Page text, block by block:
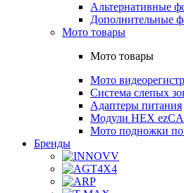
Альтернативные
Дополнительные
Мото товары
Мото товары
Мото
Система слепых
Адаптеры питания
Модули HEX
Мото подножки
Бренды